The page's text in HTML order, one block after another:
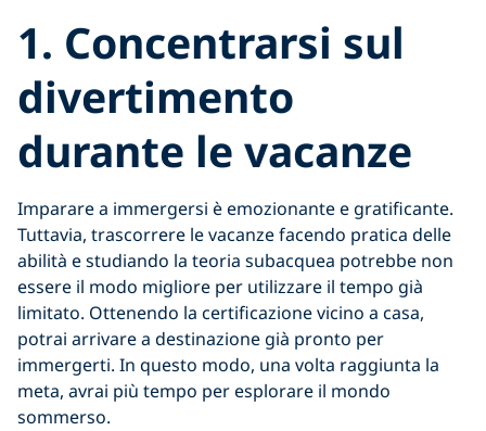
1. Concentrarsi sul
divertimento
durante le vacanze
Imparare a immergersi è emozionante e gratificante.
Tuttavia, trascorrere le vacanze facendo pratica delle
abilità e studiando la teoria subacquea potrebbe non
essere il modo migliore per utilizzare il tempo già
limitato. Ottenendo la certificazione vicino a casa,
potrai arrivare a destinazione già pronto per
immergerti. In questo modo, una volta raggiunta la
meta, avrai più tempo per esplorare il mondo
sommerso.